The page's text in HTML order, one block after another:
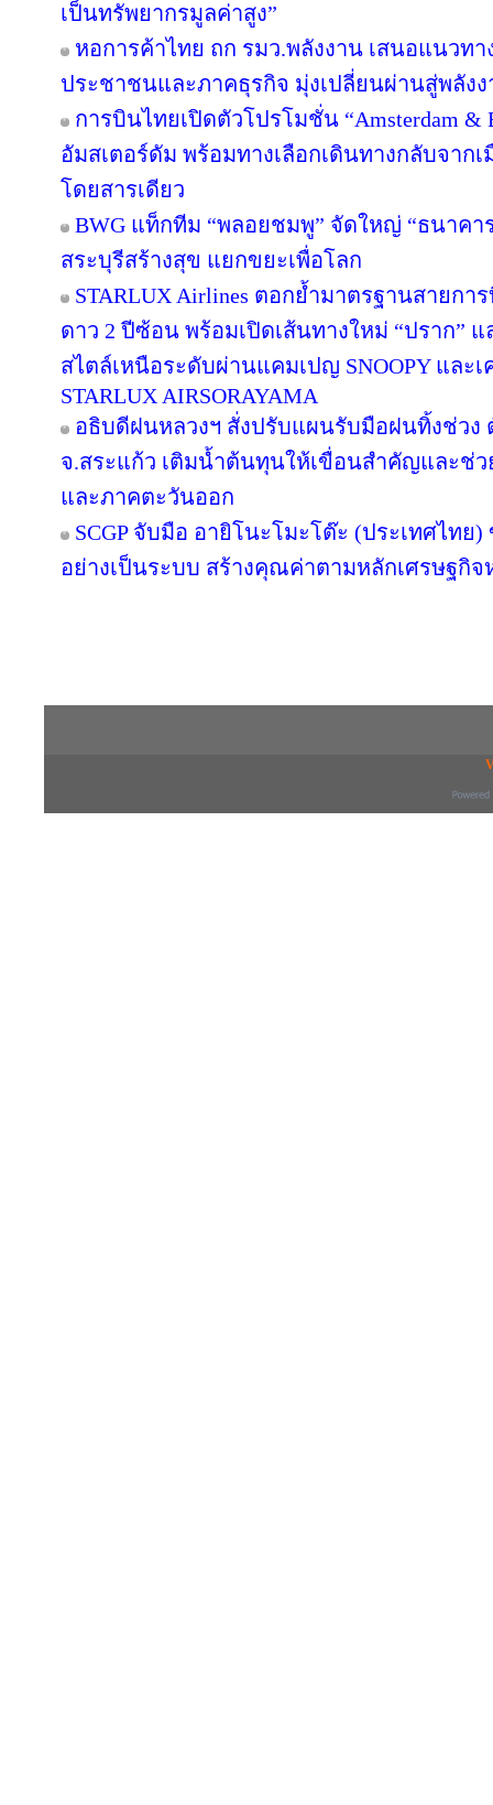
เป็นทรัพยากรมูลค่าสูง”
หอการค้าไทย ถก รมว.พลังงาน เสนอแนวท
ประชาชนและภาคธุรกิจ มุ่งเปลี่ยนผ่านสู่พลัง
การบินไทยเปิดตัวโปรโมชั่น “Amsterdam &
อัมสเตอร์ดัม พร้อมทางเลือกเดินทางกลับจาก
โดยสารเดียว
BWG แท็กทีม “พลอยชมพู” จัดใหญ่ “ธนาคา
สระบุรีสร้างสุข แยกขยะเพื่อโลก
STARLUX Airlines ตอกย้ำมาตรฐานสายกา
ดาว 2 ปีซ้อน พร้อมเปิดเส้นทางใหม่ “ปราก”
สไตล์เหนือระดับผ่านแคมเปญ SNOOPY และ
STARLUX AIRSORAYAMA
อธิบดีฝนหลวงฯ สั่งปรับแผนรับมือฝนทิ้งช่วง
จ.สระแก้ว เติมน้ำต้นทุนให้เขื่อนสำคัญและช่ว
และภาคตะวันออก
SCGP จับมือ อายิโนะโมะโต๊ะ (ประเทศไทย
อย่างเป็นระบบ สร้างคุณค่าตามหลักเศรษฐกิจ